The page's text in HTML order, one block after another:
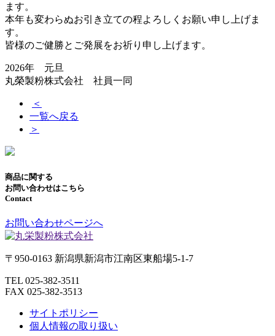
ます。
本年も変わらぬお引き立ての程よろしくお願い申し上げま
す。
皆様のご健勝とご発展をお祈り申し上げます。
2026年 元旦
丸榮製粉株式会社 社員一同
＜
一覧へ戻る
＞
商品に関する
お問い合わせはこちら
Contact
お問い合わせページへ
〒950-0163 新潟県新潟市江南区東船場5-1-7
TEL 025-382-3511
FAX 025-382-3513
サイトポリシー
個人情報の取り扱い